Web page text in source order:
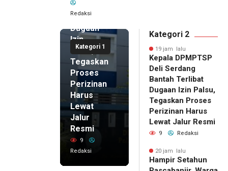
Redaksi
Kategori 1
Bantah
Terlibat
Dugaan
Izin
Palsu,
Tegaskan
Proses
Perizinan
Harus
Lewat
Jalur
Resmi
9
Redaksi
Kategori 2
19 jam lalu
Kepala DPMPTSP
Deli Serdang
Bantah Terlibat
Dugaan Izin Palsu,
Tegaskan Proses
Perizinan Harus
Lewat Jalur Resmi
9 Redaksi
20 jam lalu
Hampir Setahun